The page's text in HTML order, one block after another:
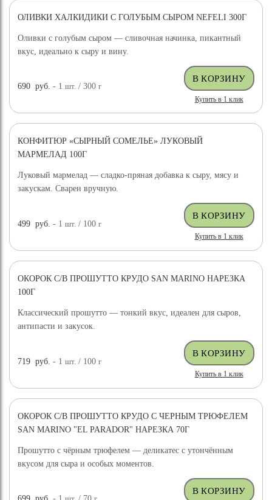
ОЛИВКИ ХАЛКИДИКИ С ГОЛУБЫМ СЫРОМ NEFELI 300Г
Оливки с голубым сыром — сливочная начинка, пикантный
вкус, идеально к сыру и вину.
690 руб. - 1шт. / 300г
Купить в 1 клик
КОНФИТЮР «СЫРНЫЙ СОМЕЛЬЕ» ЛУКОВЫЙ
МАРМЕЛАД 100Г
Луковый мармелад — сладко-пряная добавка к сыру, мясу и
закускам. Сварен вручную.
499 руб. - 1шт. / 100г
Купить в 1 клик
ОКОРОК С/В ПРОШУТТО КРУДО SAN MARINO НАРЕЗКА
100Г
Классический прошутто — тонкий вкус, идеален для сыров,
антипасти и закусок.
719 руб. - 1шт. / 100г
Купить в 1 клик
ОКОРОК С/В ПРОШУТТО КРУДО С ЧЕРНЫМ ТРЮФЕЛЕМ
SAN MARINO "EL PARADOR" НАРЕЗКА 70Г
Прошутто с чёрным трюфелем — деликатес с утончённым
вкусом для сыра и особых моментов.